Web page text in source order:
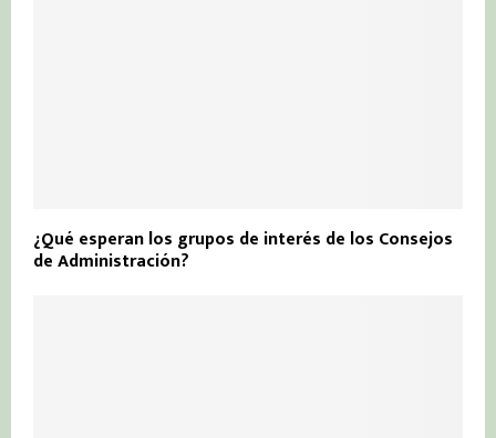
¿Qué esperan los grupos de interés de los Consejos
de Administración?